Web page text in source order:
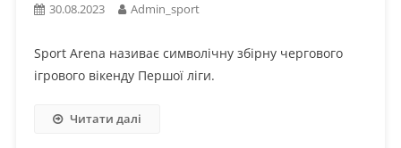
30.08.2023 Admin_sport
Sport Arena називає символічну збірну чергового
ігрового вікенду Першої ліги.
Читати далі